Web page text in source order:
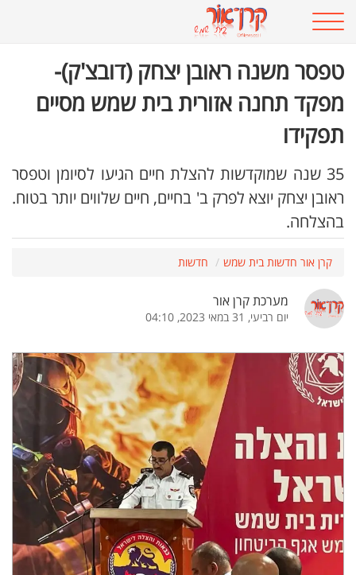
טפסר משנה ראובן יצחק (דובצ'ק)-
מפקד תחנה אזורית בית שמש מסיים
תפקידו
35 שנה שמוקדשות להצלת חיים הגיעו לסיומן וטפסר
ראובן יצחק יוצא לפרק ב' בחיים, חיים שלווים יותר בטוח.
בהצלחה.
קרן אור חדשות בית שמש חדשות
מערכת קרן אור
יום רביעי, 31 במאי 2023, 04:10